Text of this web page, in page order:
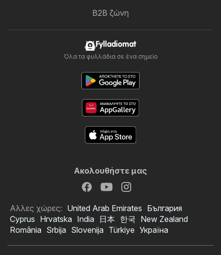
B2B ζώνη
Fylladiomat
Όλα τα φυλλάδια σε ένα σημείο
Ακολουθήστε μας
Αλλες χώρες: United Arab Emirates България
Cyprus Hrvatska India 日本 한국 New Zealand
România Srbija Slovenija Türkiye Україна